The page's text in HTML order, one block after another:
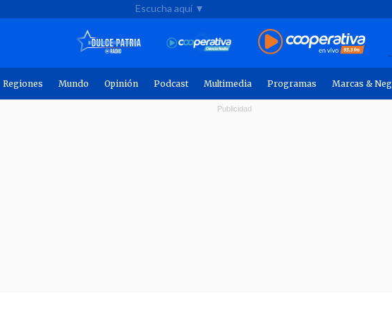
Escucha aquí ▼
Regiones Mundo Opinión Podcast Multimedia Programas Marcas &